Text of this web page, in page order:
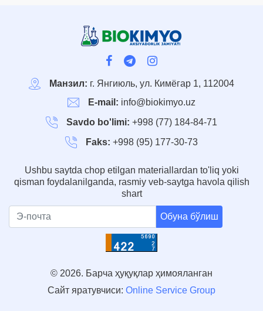
Манзил: г. Янгиюль, ул. Кимёгар 1, 112004
E-mail: info@biokimyo.uz
Savdo bo'limi: +998 (77) 184-84-71
Faks: +998 (95) 177-30-73
Ushbu saytda chop etilgan materiallardan to'liq yoki
qisman foydalanilganda, rasmiy veb-saytga havola qilish
shart
Обуна бўлиш
© 2026. Барча ҳуқуқлар ҳимояланган
Сайт яратувчиси: Online Service Group